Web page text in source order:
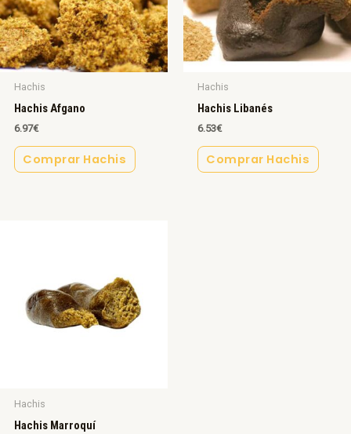
Hachis
Hachis Afgano
6.97€
Comprar Hachis
Hachis
Hachis Libanés
6.53€
Comprar Hachis
Hachis
Hachis Marroquí